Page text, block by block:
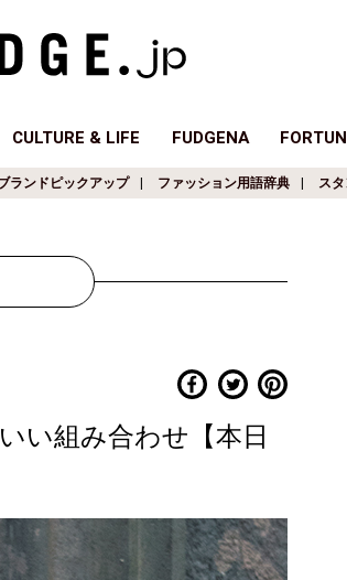
CULTURE & LIFE FUDGENA
ランドピックアップ ファッション用語辞典 ス
い組み合わせ【本日